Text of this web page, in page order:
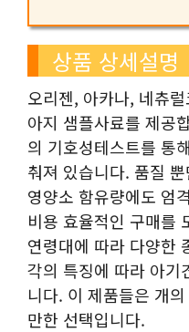
상품 상세설명
오리젠, 아카나, 네츄
아지 샘플사료를 제공
의 기호성테스트를 통
춰져 있습니다. 품질
영양소 함유량에도 엄
비용 효율적인 구매를
연령대에 따라 다양한
각의 특징에 따라 아기
니다. 이 제품들은 개
만한 선택입니다.